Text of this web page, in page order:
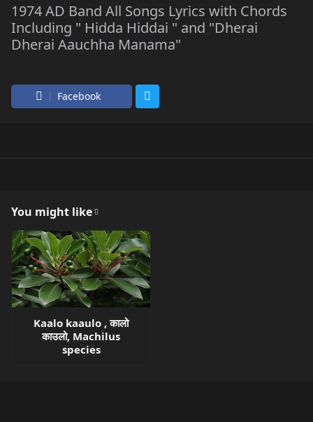
1974 AD Band All Songs Lyrics with Chords
Including " Hidda Hiddai " and "Dherai
Dherai Aauchha Manama"
Facebook
You might like
Kaalo kaaulo , कालो
काउलो, Machilus
species